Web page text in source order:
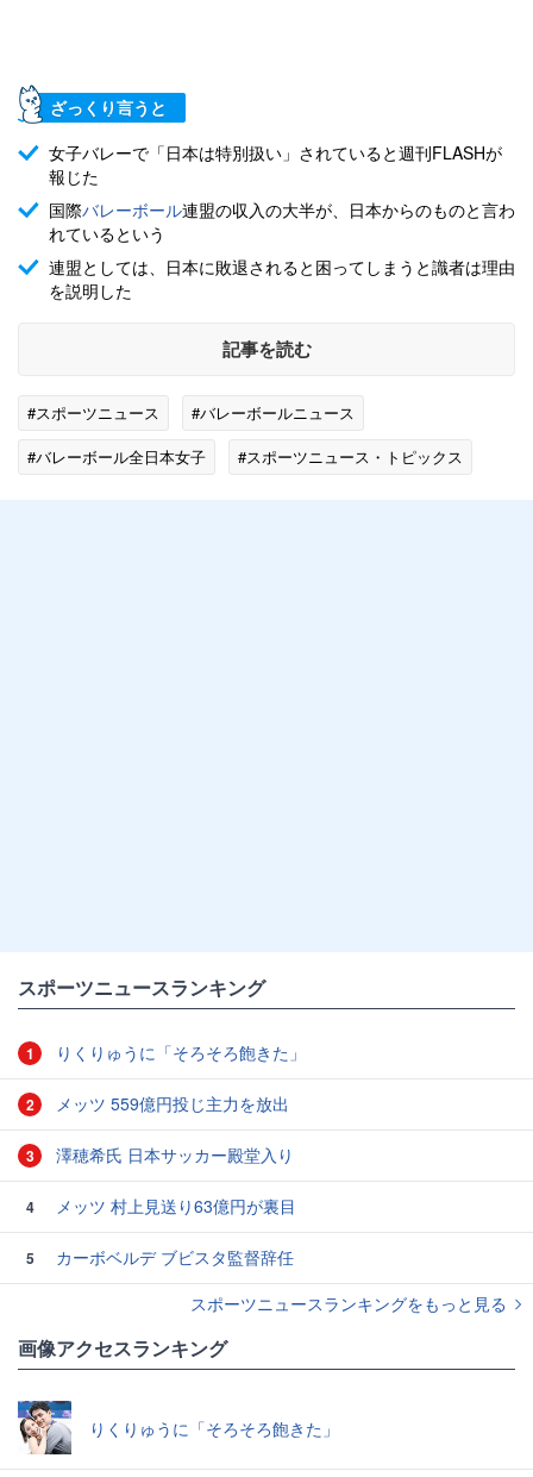
ざっくり言うと
女子バレーで「日本は特別扱い」されていると週刊FLASHが
報じた
国際バレーボール連盟の収入の大半が、日本からのものと言わ
れているという
連盟としては、日本に敗退されると困ってしまうと識者は理由
を説明した
記事を読む
#スポーツニュース
#バレーボールニュース
#バレーボール全日本女子
#スポーツニュース・トピックス
スポーツニュースランキング
1 りくりゅうに「そろそろ飽きた」
2 メッツ 559億円投じ主力を放出
3 澤穂希氏 日本サッカー殿堂入り
4 メッツ 村上見送り63億円が裏目
5
カーボベルデ ブビスタ監督辞任
スポーツニュースランキングをもっと見る
画像アクセスランキング
りくりゅうに「そろそろ飽きた」